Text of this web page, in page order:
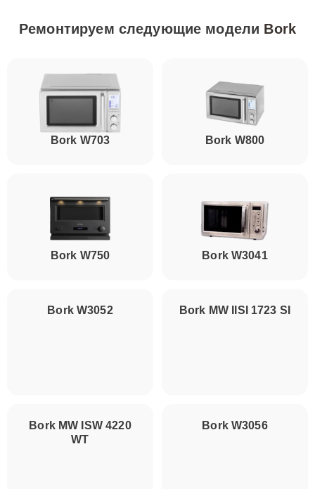
Ремонтируем следующие модели Bork
Bork W703 Bork W800
Bork W750 Bork W3041
Bork W3052 Bork MW IISI 1723 SI
Bork MW ISW 4220
WT
Bork W3056